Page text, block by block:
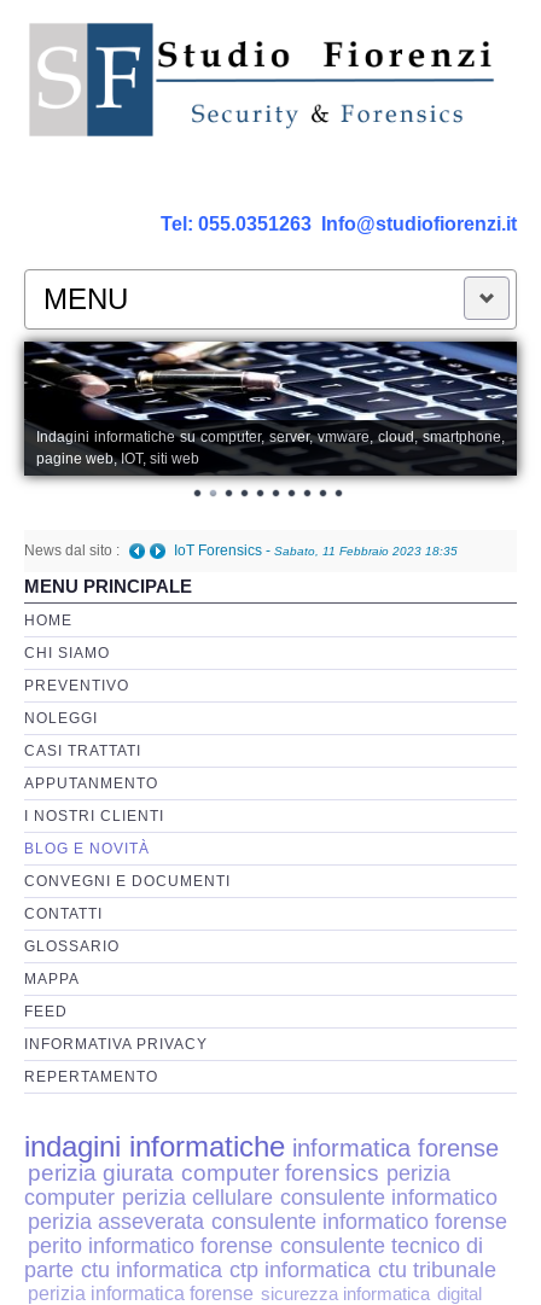
Tel: 055.0351263 Info@studiofiorenzi.it
MENU
PERIZIE
Perizia Computer
Perizia Smartphone Tablet,Cell.
Perizia Rete dati
Perizia Basi di Dati
Perizia Immagini e Video
Perzia su Software/Programmi
Perizia Fonica e Trascrizioni
Perizia su Social Network
Perizia Web Reputation
Perizia Host e Mainframe
Perizia Contratti ICT
Perizia Disp. Elettronici
Perizia Stalking
Perizia Cyber Bullismo
Incarichi CTU e CTP
Indagini informatiche su computer, server, vmware, cloud, smartphone,
pagine web, IOT, siti web
News dal sito : IoT Forensics - Sabato, 11 Febbraio 2023 18:35
MENU PRINCIPALE
HOME
CHI SIAMO
PREVENTIVO
NOLEGGI
CASI TRATTATI
APPUTANMENTO
I NOSTRI CLIENTI
BLOG E NOVITÀ
CONVEGNI E DOCUMENTI
CONTATTI
GLOSSARIO
MAPPA
FEED
INFORMATIVA PRIVACY
REPERTAMENTO
indagini informatiche informatica forense
perizia giurata computer forensics perizia
computer perizia cellulare consulente informatico
perizia asseverata consulente informatico forense
perito informatico forense consulente tecnico di
parte ctu informatica ctp informatica ctu tribunale
perizia informatica forense sicurezza informatica digital